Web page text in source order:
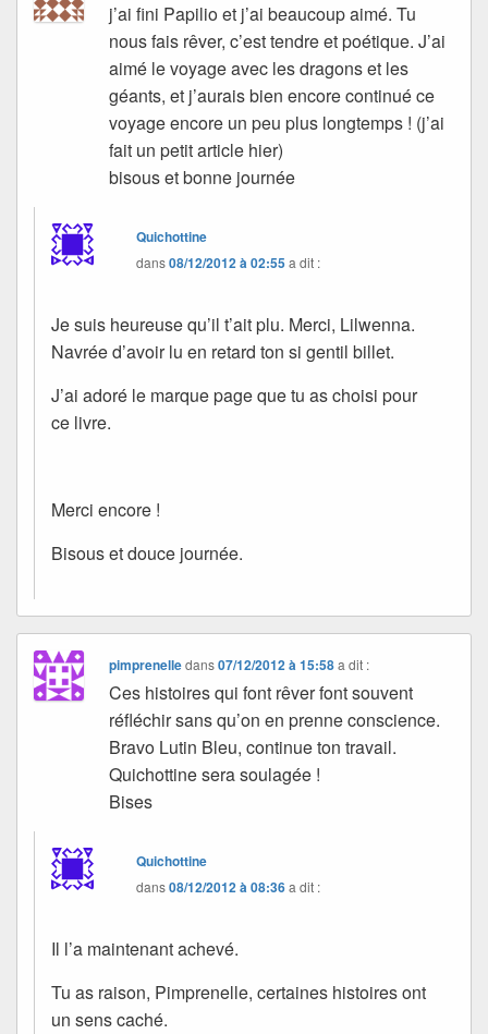
j’ai fini Papilio et j’ai beaucoup aimé. Tu
nous fais rêver, c’est tendre et poétique. J’ai
aimé le voyage avec les dragons et les
géants, et j’aurais bien encore continué ce
voyage encore un peu plus longtemps ! (j’ai
fait un petit article hier)
bisous et bonne journée
Quichottine
dans08/12/2012 à 02:55a dit :
Je suis heureuse qu’il t’ait plu. Merci, Lilwenna.
Navrée d’avoir lu en retard ton si gentil billet.
J’ai adoré le marque page que tu as choisi pour
ce livre.
Merci encore !
Bisous et douce journée.
pimprenelledans07/12/2012 à 15:58 a dit :
Ces histoires qui font rêver font souvent
réfléchir sans qu’on en prenne conscience.
Bravo Lutin Bleu, continue ton travail.
Quichottine sera soulagée !
Bises
Quichottine
dans08/12/2012 à 08:36a dit :
Il l’a maintenant achevé.
Tu as raison, Pimprenelle, certaines histoires ont
un sens caché.